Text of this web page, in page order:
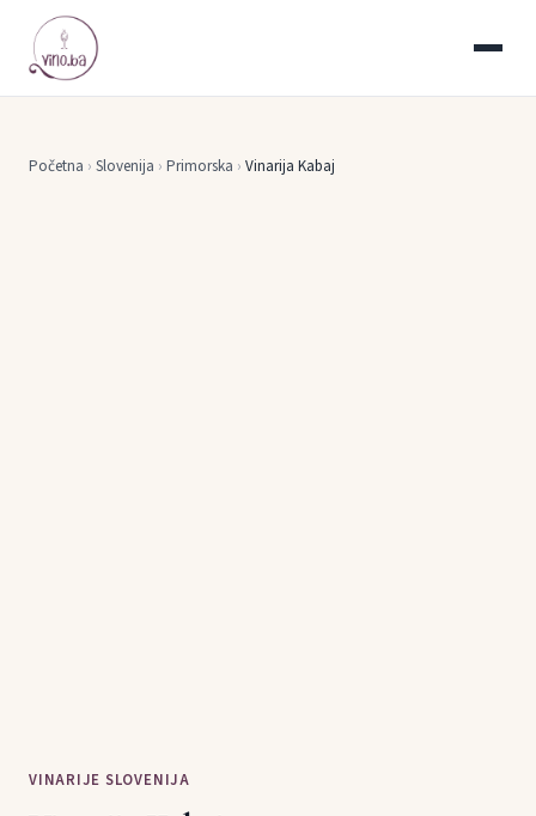
Početna › Slovenija › Primorska › Vinarija Kabaj
VINARIJE SLOVENIJA